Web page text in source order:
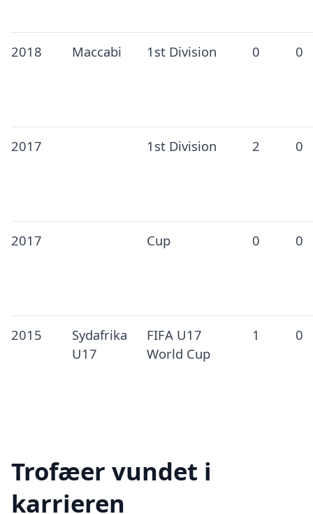
2018 Maccabi 1st Division 0 0
2017 1st Division 2 0
2017 Cup 0 0
2015
Sydafrika
U17
FIFA U17
World Cup
1 0
Trofæer vundet i
karrieren